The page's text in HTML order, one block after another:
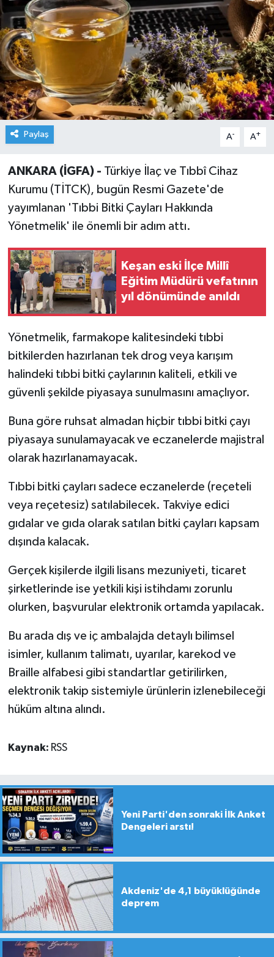
Paylaş A- A+
ANKARA (İGFA) - Türkiye İlaç ve Tıbbî Cihaz
Kurumu (TİTCK), bugün Resmi Gazete'de
yayımlanan 'Tıbbi Bitki Çayları Hakkında
Yönetmelik' ile önemli bir adım attı.
Keşan eski İlçe Millî
Eğitim Müdürü vefatının
yıl dönümünde anıldı
Yönetmelik, farmakope kalitesindeki tıbbi
bitkilerden hazırlanan tek drog veya karışım
halindeki tıbbi bitki çaylarının kaliteli, etkili ve
güvenli şekilde piyasaya sunulmasını amaçlıyor.
Buna göre ruhsat almadan hiçbir tıbbi bitki çayı
piyasaya sunulamayacak ve eczanelerde majistral
olarak hazırlanamayacak.
Tıbbi bitki çayları sadece eczanelerde (reçeteli
veya reçetesiz) satılabilecek. Takviye edici
gıdalar ve gıda olarak satılan bitki çayları kapsam
dışında kalacak.
Gerçek kişilerde ilgili lisans mezuniyeti, ticaret
şirketlerinde ise yetkili kişi istihdamı zorunlu
olurken, başvurular elektronik ortamda yapılacak.
Bu arada dış ve iç ambalajda detaylı bilimsel
isimler, kullanım talimatı, uyarılar, karekod ve
Braille alfabesi gibi standartlar getirilirken,
elektronik takip sistemiyle ürünlerin izlenebileceği
hüküm altına alındı.
Kaynak: RSS
Yeni Parti'den sonraki İlk Anket
Dengeleri arstı!
Akdeniz'de 4,1 büyüklüğünde
deprem